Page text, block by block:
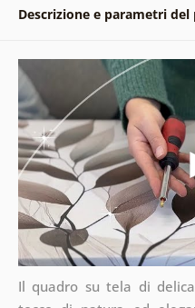
Descrizione e parametri
Il quadro su tela di